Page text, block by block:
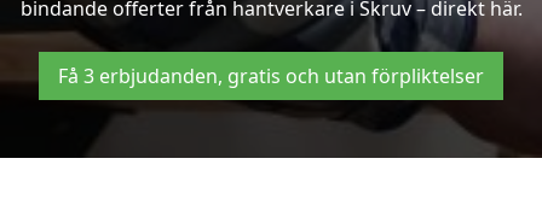
bindande offerter från hantverkare i Skruv – direkt här.
Få 3 erbjudanden, gratis och utan förpliktelser